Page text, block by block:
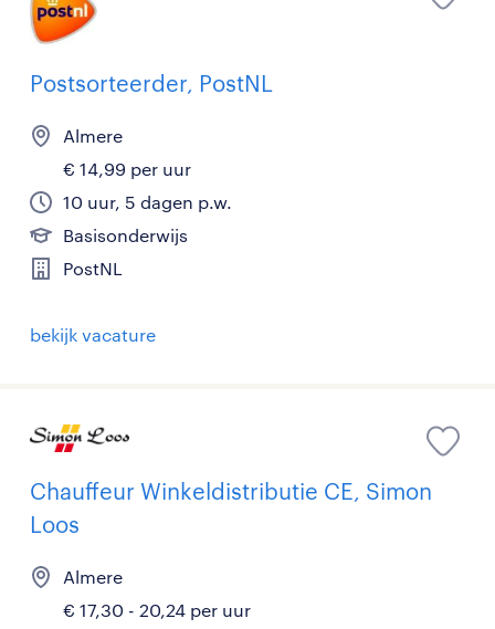
Postsorteerder, PostNL
Almere
€ 14,99 per uur
10 uur, 5 dagen p.w.
Basisonderwijs
PostNL
bekijk vacature
Chauffeur Winkeldistributie CE, Simon
Loos
Almere
€ 17,30 - 20,24 per uur